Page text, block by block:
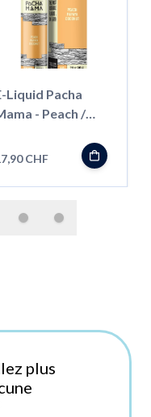
Liquid Pacha
- Peach /
CHF
plus